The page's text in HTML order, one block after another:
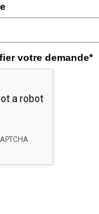
votre demande*